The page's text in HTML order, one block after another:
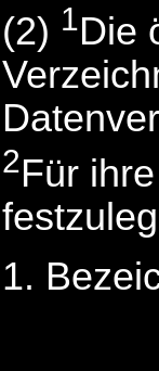
(2) 1Die
2Für